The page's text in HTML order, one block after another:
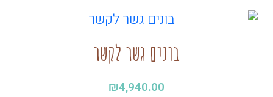
בונים גשר לקשר
₪4,940.00